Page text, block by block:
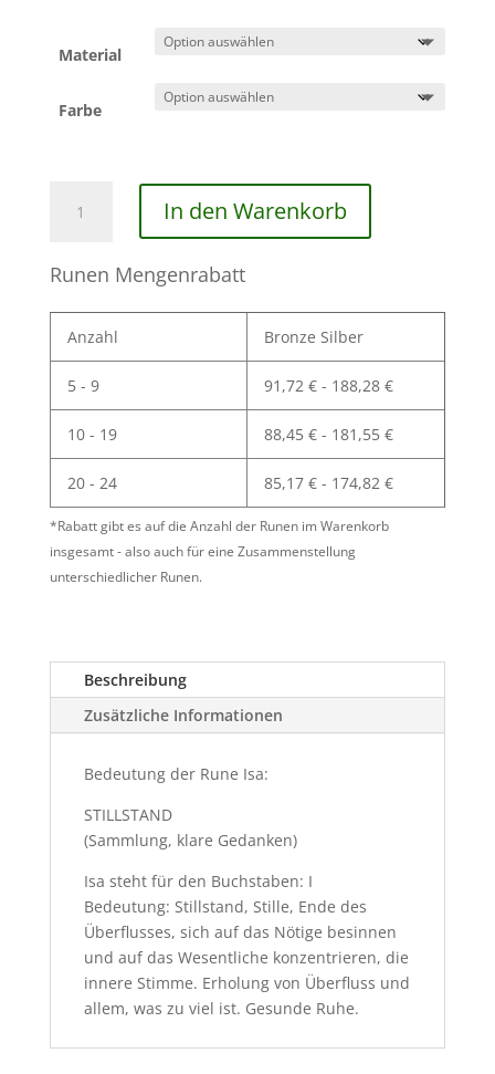
Material
Farbe
Rune
Menge
In den Warenkorb
Runen Mengenrabatt
Anzahl
5 - 9
10 - 19
20 - 24
Bronze Silber
91,72€ - 188,28€
88,45€ - 181,55€
85,17€ - 174,82€
*Rabatt gibt es auf die Anzahl der Runen im Warenkorb
insgesamt - also auch für eine Zusammenstellung
unterschiedlicher Runen.
Beschreibung
Zusätzliche Informationen
Bedeutung der Rune Isa:
STILLSTAND
(Sammlung, klare Gedanken)
Isa steht für den Buchstaben: I
Bedeutung: Stillstand, Stille, Ende des
Überflusses, sich auf das Nötige besinnen
und auf das Wesentliche konzentrieren, die
innere Stimme. Erholung von Überfluss und
allem, was zu viel ist. Gesunde Ruhe.